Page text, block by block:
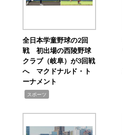
全日本学童野球の2回
戦 初出場の西陵野球
クラブ（岐阜）が3回戦
へ マクドナルド・ト
ーナメント
スポーツ